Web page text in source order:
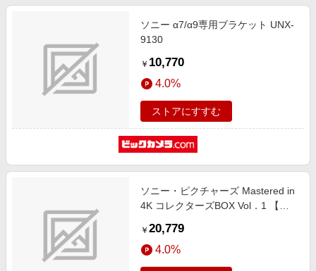
ソニー α7/α9専用ブラケット UNX-
9130
￥ 10,770
4.0%
ストアにすすむ
ソニー・ピクチャーズ Mastered in
4K コレクターズBOX Vol．1 【ブ
￥ 20,779
4.0%